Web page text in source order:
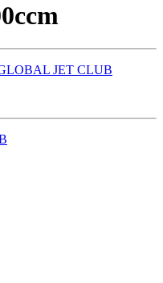
JET CLUB